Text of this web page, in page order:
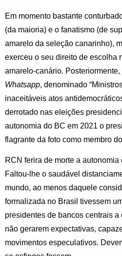
Em momento bastante
(da maioria) e o fanatismo (de
amarelo da seleção canarinho),
exerceu o seu direito de escolha
amarelo-canário.
Whatsapp, denominado
inaceitáveis atos
derrotado nas eleições
autonomia do BC em 2021 o
flagrante da foto como membro
RCN ferira de morte a
Faltou-lhe o saudável
mundo, ao menos daquele
formalizada no Brasil tivessem
presidentes de bancos centrais
não gerarem expectativas,
movimentos especulativos.